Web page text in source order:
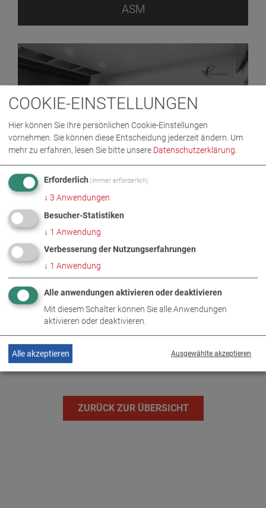
ASM
LUFTKÜHLGEBLÄSE AIR
ZURÜCK ZUR ÜBERSICHT
COOKIE-EINSTELLUNGEN
Hier können Sie Ihre persönlichen Cookie-Einstellungen
vornehmen. Sie können diese Entscheidung jederzeit ändern. Um
mehr zu erfahren, lesen Sie bitte unsere Datenschutzerklärung.
Erforderlich (immer erforderlich)
↓ 3 Anwendungen
Besucher-Statistiken
↓ 1 Anwendung
Verbesserung der Nutzungserfahrungen
↓ 1 Anwendung
Alle anwendungen aktivieren oder deaktivieren
Mit diesem Schalter können Sie alle Anwendungen
aktivieren oder deaktivieren.
Ausgewählte akzeptieren
Alle akzeptieren